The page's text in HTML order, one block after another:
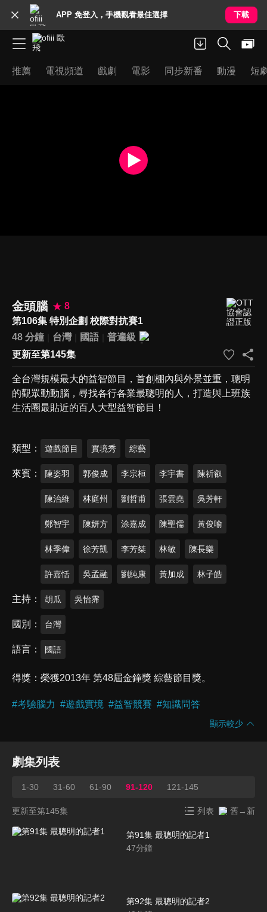
APP 免登入，手機觀看最佳選擇 下載
推薦 電視頻道 戲劇 電影 同步新番 動漫 短
金頭腦
8
第106集 特別企劃 校際對抗賽1
48 分鐘
台灣 國語
普遍級
更新至第145集
全台灣規模最大的益智節目，首創棚內與外景並重，聰明
的觀眾動動腦，尋找各行各業最聰明的人，打造與上班族
生活圈最貼近的百人大型益智節目！
類型 遊戲節目 實境秀 綜藝
來賓 陳姿羽 郭俊成 李宗桓 李宇書 陳祈叡
陳治維 林庭州 劉哲甫 張雲堯 吳芳軒
鄭智宇 陳妍方 涂嘉成 陳聖儒 黃俊喻
林季偉 徐芳凱 李芳桀 林敏 陳長樂
許嘉恬 吳孟融 劉純康 黃加成 林子皓
主持 胡瓜 吳怡霈
國別 台灣
語言 國語
得獎 榮獲2013年 第48屆金鐘獎 綜藝節目獎。
#考驗腦力 #遊戲實境 #益智競賽 #知識問答
顯示較少
劇集列表
1-30 31-60 61-90 91-120 121-145
更新至第145集 列表 舊→新
第91集 最聰明的記者1
47分鐘
第92集 最聰明的記者2